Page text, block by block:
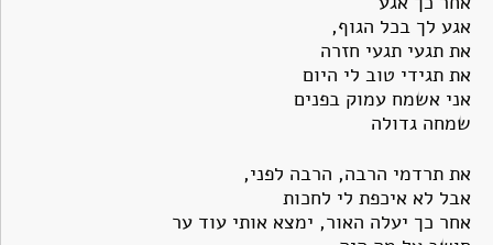
אגע לך בכל הגוף,
את תגעי תגעי חזרה
את תגידי טוב לי היום
אני אשמח עמוק בפנים
שמחה גדולה
את תרדמי הרבה, הרבה לפני,
אבל לא איכפת לי לחכות
אחר כך יעלה האור, ימצא אותי עוד ער